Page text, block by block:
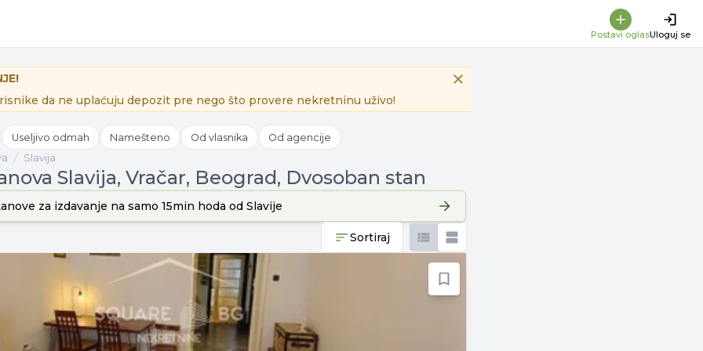
Postavi oglasUloguj se
da ne uplaćuju depozit pre nego što provere nekretninu uživo!
Useljivo odmah Namešteno Od vlasnika Od agencije
Slavija
Slavija, Vračar, Beograd, Dvosoban stan
za izdavanje na samo 15min hoda od Slavije
Sortiraj